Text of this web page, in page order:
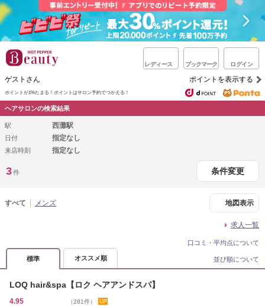
レディース ブックマーク ログイン
ゲストさん ポイントを表示する
ポイントが1%たまる！ ポイントはサロン予約でつかえる！
ヘアサロンの検索結果
駅 西灘駅
日付 指定なし
来店時刻 指定なし
3件 条件変更
すべて メンズ 地図表示
求人一覧
口コミ・平均点について
標準 オススメ順 並び順について
LOQ hair&spa【ロク ヘアアンドスパ】
4.95 （281件）